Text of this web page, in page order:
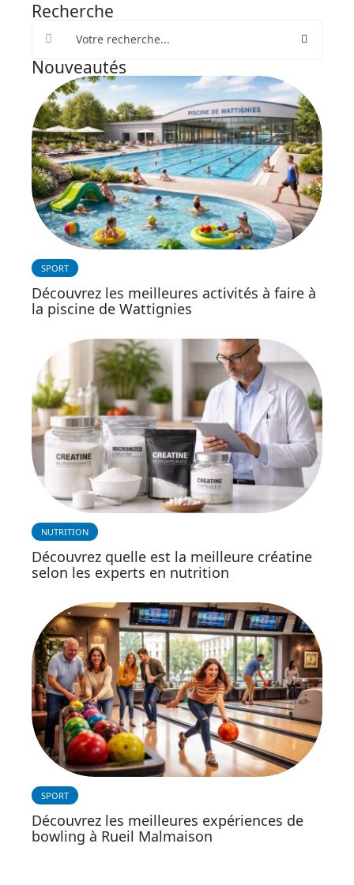
Recherche
Nouveautés
SPORT
Découvrez les meilleures activités à faire à
la piscine de Wattignies
NUTRITION
Découvrez quelle est la meilleure créatine
selon les experts en nutrition
SPORT
Découvrez les meilleures expériences de
bowling à Rueil Malmaison